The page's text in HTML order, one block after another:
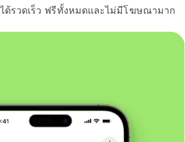
ด้รวดเร็ว ฟรีทั้งหมดและไม่มีโฆษณามาก